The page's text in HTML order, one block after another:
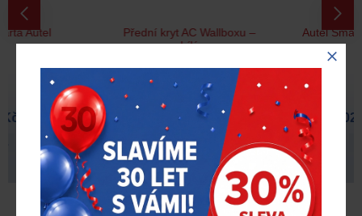
Přední kryt AC Wallboxu –
bílý
593 Kč s DPH
Autel Smart Meter 3F AC
4 102 Kč s DPH